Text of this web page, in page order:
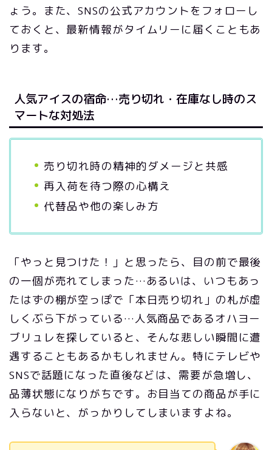
ょう。また、SNSの公式アカウントをフォローし
ておくと、最新情報がタイムリーに届くこともあ
ります。
人気アイスの宿命…売り切れ・在庫なし時のス
マートな対処法
売り切れ時の精神的ダメージと共感
再入荷を待つ際の心構え
代替品や他の楽しみ方
「やっと見つけた！」と思ったら、目の前で最後
の一個が売れてしまった…あるいは、いつもあっ
たはずの棚が空っぽで「本日売り切れ」の札が虚
しくぶら下がっている…人気商品であるオハヨー
ブリュレを探していると、そんな悲しい瞬間に遭
遇することもあるかもしれません。特にテレビや
SNSで話題になった直後などは、需要が急増し、
品薄状態になりがちです。お目当ての商品が手に
入らないと、がっかりしてしまいますよね。